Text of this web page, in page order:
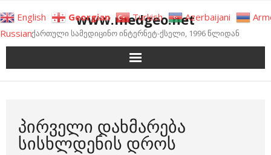
to
content
www.medgeo.net
ქართული სამედიცინო ინტერნეტ-ქსელი, 1996 წლიდან
ᲞᲘᲠᲕᲔᲚᲘ ᲓᲐᲮᲛᲐᲠᲔᲑᲐ
ᲡᲘᲡᲮᲚᲓᲔᲜᲘᲡ ᲓᲠᲝᲡ
English Georgian Turkish Azerbaijani
Russian